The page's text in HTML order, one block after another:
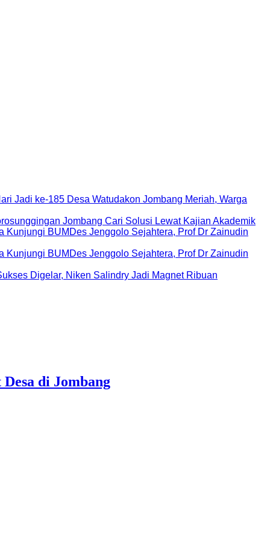
Jadi ke-185 Desa Watudakon Jombang Meriah, Warga
Jombang Cari Solusi Lewat Kajian Akademik
Kunjungi BUMDes Jenggolo Sejahtera, Prof Dr Zainudin
Kunjungi BUMDes Jenggolo Sejahtera, Prof Dr Zainudin
Digelar, Niken Salindry Jadi Magnet Ribuan
di Jombang